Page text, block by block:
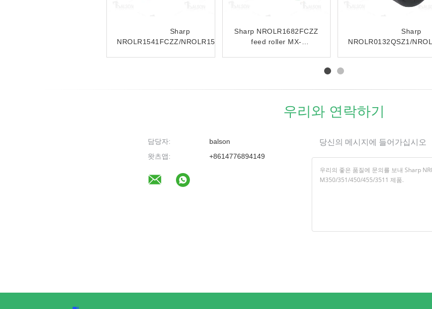
Compatible Sharp
NROLR1796FCZZ
Compatible Sharp
NROLR1466FCZZ
Compatible Separation
Roller
우리와 연락하기
담당자:
balson
왓츠앱:
+8614776894149
당신의 메시지에 들어가십시오